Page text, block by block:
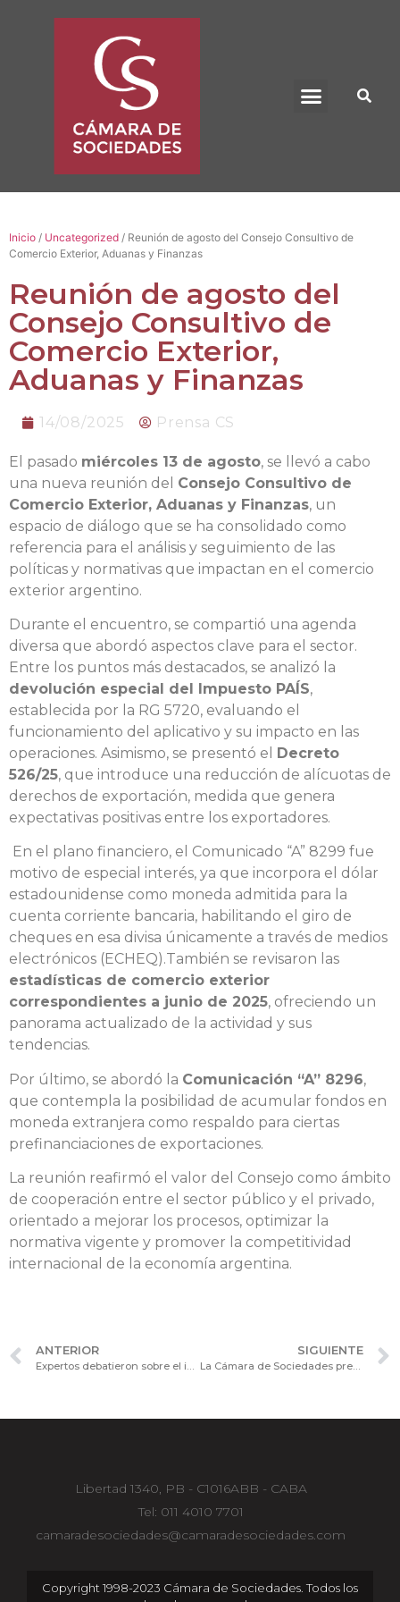
Inicio / Uncategorized / Reunión de agosto del Consejo Consultivo de
Comercio Exterior, Aduanas y Finanzas
Reunión de agosto del
Consejo Consultivo de
Comercio Exterior,
Aduanas y Finanzas
14/08/2025 Prensa CS
El pasado miércoles 13 de agosto, se llevó a cabo
una nueva reunión del Consejo Consultivo de
Comercio Exterior, Aduanas y Finanzas, un
espacio de diálogo que se ha consolidado como
referencia para el análisis y seguimiento de las
políticas y normativas que impactan en el comercio
exterior argentino.
Durante el encuentro, se compartió una agenda
diversa que abordó aspectos clave para el sector.
Entre los puntos más destacados, se analizó la
devolución especial del Impuesto PAÍS,
establecida por la RG 5720, evaluando el
funcionamiento del aplicativo y su impacto en las
operaciones. Asimismo, se presentó el Decreto
526/25, que introduce una reducción de alícuotas de
derechos de exportación, medida que genera
expectativas positivas entre los exportadores.
En el plano financiero, el Comunicado “A” 8299 fue
motivo de especial interés, ya que incorpora el dólar
estadounidense como moneda admitida para la
cuenta corriente bancaria, habilitando el giro de
cheques en esa divisa únicamente a través de medios
electrónicos (ECHEQ).También se revisaron las
estadísticas de comercio exterior
correspondientes a junio de 2025, ofreciendo un
panorama actualizado de la actividad y sus
tendencias.
Por último, se abordó la Comunicación “A” 8296,
que contempla la posibilidad de acumular fondos en
moneda extranjera como respaldo para ciertas
prefinanciaciones de exportaciones.
La reunión reafirmó el valor del Consejo como ámbito
de cooperación entre el sector público y el privado,
orientado a mejorar los procesos, optimizar la
normativa vigente y promover la competitividad
internacional de la economía argentina.
ANTERIOR SIGUIENTE
La Cámara de Sociedades presente en el encuentro “La Energía del Futuro”
Libertad 1340, PB - C1016ABB - CABA
Tel: 011 4010 7701
camaradesociedades@camaradesociedades.com
Copyright 1998-2023 Cámara de Sociedades. Todos los